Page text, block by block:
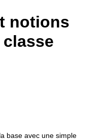
notions
base avec une simple